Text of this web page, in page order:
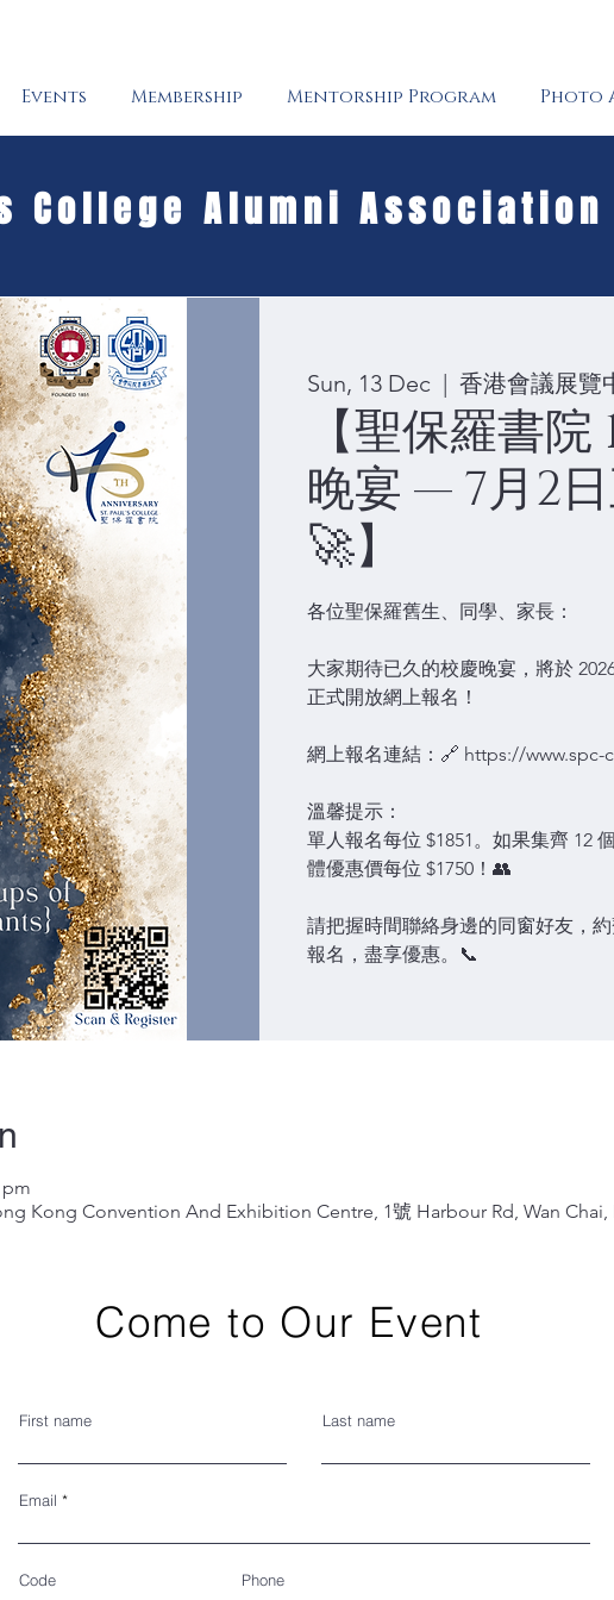
Events Membership Mentorship Program Photo
College Alumni Association
Sun, 13 Dec
  |
香港會議展覽
【聖保羅書
晚宴 — 7月2日
🚀】
各位聖保羅舊生、同學、家長：
大家期待已久的校慶晚宴，將於
正式開放網上報名！
網上報名連結：🔗 https://
溫馨提示：
單人報名每位 $1851。如果集齊 12
體優惠價每位 $1750！👥
請把握時間聯絡身邊的同窗好友，
報名，盡享優惠。📞
pm
Kong Convention And Exhibition Centre, 1號 Harbour Rd, Wan
Come to Our Event
First name Last name
Email
Code Phone